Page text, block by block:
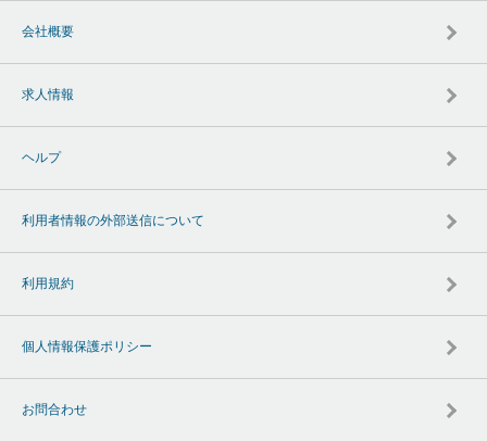
会社概要
求人情報
ヘルプ
利用者情報の外部送信について
利用規約
個人情報保護ポリシー
お問合わせ